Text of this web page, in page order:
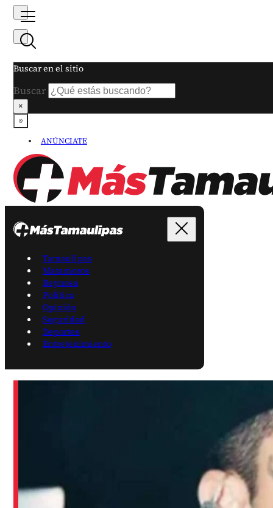
Buscar en el sitio
Buscar
×
ANÚNCIATE
Tamaulipas
Matamoros
Reynosa
Política
Opinión
Seguridad
Deportes
Entretenimiento